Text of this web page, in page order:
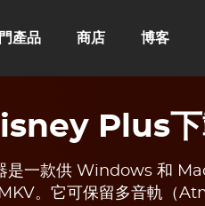
產品 商店 博客
Plus下
一款供 Windows 和
。它可保留多音軌（